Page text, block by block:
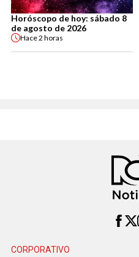
Horóscopo de hoy: sábado 8
de agosto de 2026
Hace2 horas
CORPORATIVO